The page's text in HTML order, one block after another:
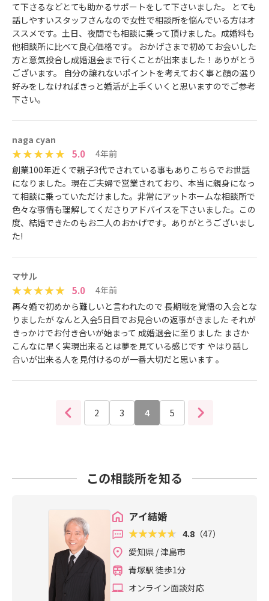
て下さるなどとても助かるサポートをして下さいました。 とても
話しやすいスタッフさんなので女性で相談所を悩んでいる方はオ
ススメです。土日、夜間でも相談に乗って頂けました。成婚料も
他相談所に比べて良心価格です。 おかげさまで初めてお会いした
方と意気投合し成婚退会まで行くことが出来ました！ありがとう
ございます。 自分の譲れないポイントを考えておく事と顔の選り
好みをしなければきっと婚活が上手くいくと思いますのでご参考
下さい。
naga cyan
5.0
4年前
創業100年近くで親子3代でされている事もありこちらでお世話
になりました。現在ご夫婦で営業されており、本当に親身になっ
て相談に乗っていただけました。非常にアットホームな相談所で
色々な事情も理解してくださりアドバイスを下さいました。この
度、結婚できたのもお二人のおかげです。ありがとうございまし
た!
マサル
5.0
4年前
再々婚で初めから難しいと言われたので 長期戦を覚悟の入会とな
りましたが なんと入会5日目でお見合いの返事がきました それが
きっかけでお付き合いが始まって 成婚退会に至りました まさか
こんなに早く実現出来るとは夢を見ている感じです やはり話し
合いが出来る人を見付けるのが一番大切だと思います 。
2 3 4 5
この相談所を知る
アイ結婚
4.8 （47）
愛知県 / 津島市
青塚駅 徒歩1分
オンライン面談対応